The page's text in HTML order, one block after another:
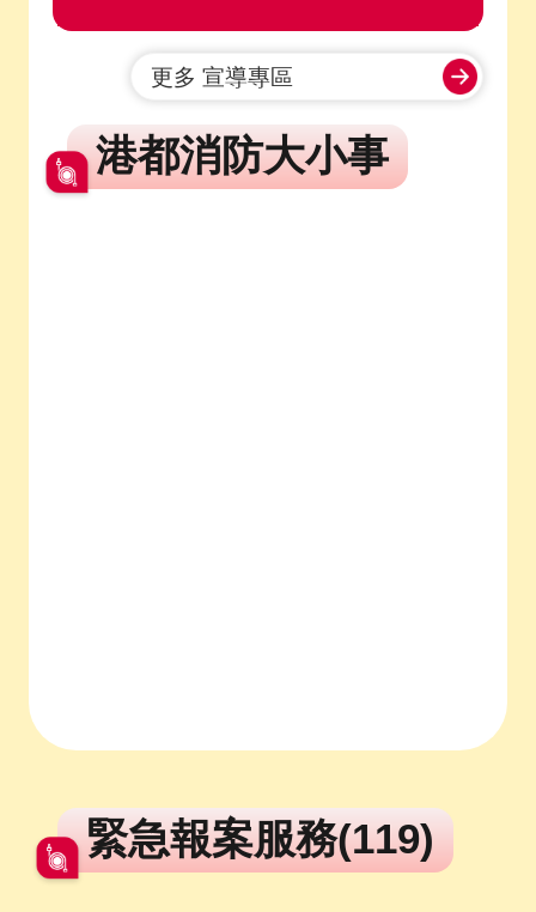
更多 宣導專區
港都消防大小事
緊急報案服務(119)